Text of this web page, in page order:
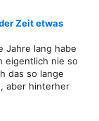
Zeit etwas
Jahre lang habe
eigentlich nie so
das so lange
aber hinterher